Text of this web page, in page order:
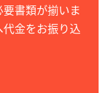
書類が揃いま
金をお振り込